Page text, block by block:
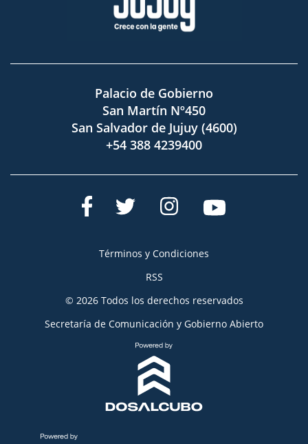
Palacio de Gobierno
San Martín Nº450
San Salvador de Jujuy (4600)
+54 388 4239400
Términos y Condiciones
RSS
© 2026 Todos los derechos reservados
Secretaría de Comunicación y Gobierno Abierto